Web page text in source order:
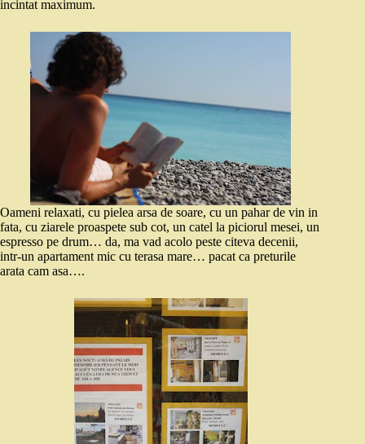
incintat maximum.
Oameni relaxati, cu pielea arsa de soare, cu un pahar de vin in
fata, cu ziarele proaspete sub cot, un catel la piciorul mesei, un
espresso pe drum… da, ma vad acolo peste citeva decenii,
intr-un apartament mic cu terasa mare… pacat ca preturile
arata cam asa….